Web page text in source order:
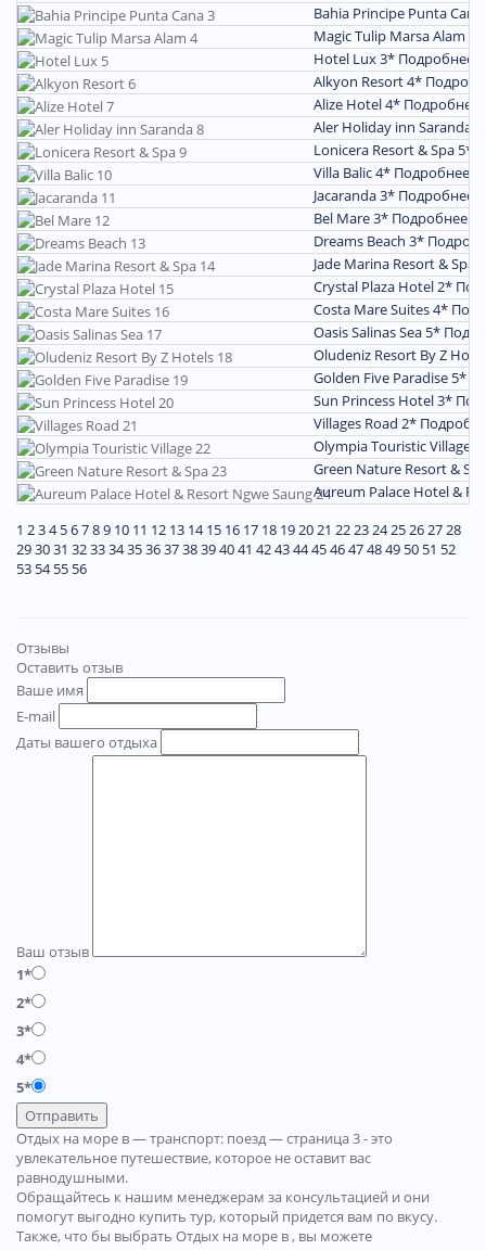
Bahia Principe Punta
Magic Tulip Marsa Alam 4*
Hotel Lux 3* Подробнее
Alkyon Resort 4*
Alize Hotel 4* Подробнее
Aler Holiday inn Saranda
Lonicera Resort & Spa 5*
Villa Balic 4* Подробнее
Jacaranda 3* Подробнее
Bel Mare 3* Подробнее
Dreams Beach 3*
Jade Marina Resort & Spa
Crystal Plaza Hotel 2*
Costa Mare Suites 4*
Oasis Salinas Sea 5*
Oludeniz Resort By Z
Golden Five Paradise 5*
Sun Princess Hotel 3*
Villages Road 2*
Olympia Touristic Village
Green Nature Resort &
Aureum Palace Hotel &
1 234 56789 10 11 12 13 14 15 16 17 18 19 20 21 22 23 24 25 26 27 28
293031 32333435363738394041 4243444546474849 50 51 52
53 54 55 56
Отзывы
Оставить отзыв
Ваше имя
E-mail
Даты вашего отдыха
Ваш отзыв
1*
2*
3*
4*
5*
Отправить
Отдых на море в — транспорт: поезд — страница 3 - это
увлекательное путешествие, которое не оставит вас
равнодушными.
Обращайтесь к нашим менеджерам за консультацией и они
помогут выгодно купить тур, который придется вам по вкусу.
Также, что бы выбрать Отдых на море в , вы можете